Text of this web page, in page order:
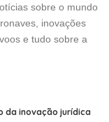
sobre o mundo
inovações
e tudo sobre a
da inovação jurídica